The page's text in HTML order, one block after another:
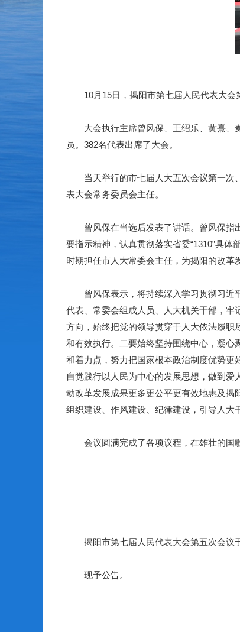
10月15日，揭阳市第七届人民代表大会
大会执行主席曾风保、王绍乐、黄熹、秦
员。382名代表出席了大会。
当天举行的市七届人大五次会议第一次、
表大会常务委员会主任。
曾风保在当选后发表了讲话。曾风保指出
要指示精神，认真贯彻落实省委“1310”具
时期担任市人大常委会主任，为揭阳的改革
曾风保表示，将持续深入学习贯彻习近平
代表、常委会组成人员、人大机关干部，
方向，始终把党的领导贯穿于人大依法履
和有效执行。二要始终坚持围绕中心，凝心
和着力点，努力把国家根本政治制度优势
自觉践行以人民为中心的发展思想，做到
动改革发展成果更多更公平更有效地惠及揭
组织建设、作风建设、纪律建设，引导人大
会议圆满完成了各项议程，在雄壮的国歌
揭阳市第七届人民代表大会第五次会议于
现予公告。